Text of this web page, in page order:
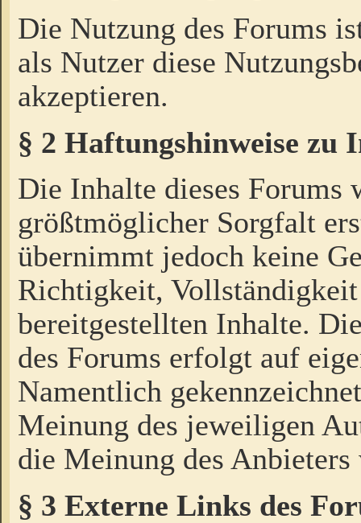
Die Nutzung des Forums
als Nutzer diese
akzeptieren.
§ 2 Haftungshinweise zu
Die Inhalte dieses Forums
größtmöglicher Sorgfalt
übernimmt jedoch keine
Richtigkeit,
bereitgestellten Inhalte.
des Forums erfolgt auf
Namentlich
Meinung des jeweiligen
die Meinung des Anbieters
§ 3 Externe Links des